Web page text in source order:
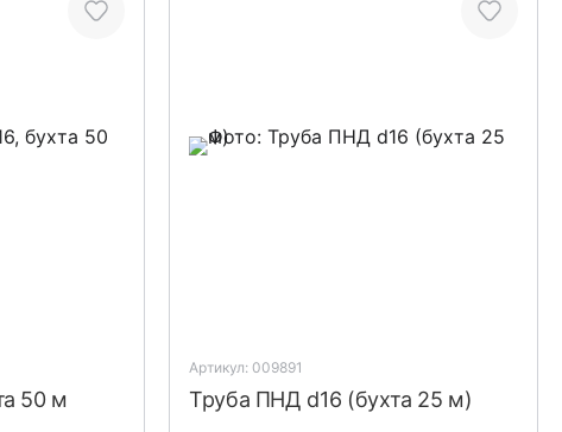
50 м
Артикул: 009891
Труба ПНД d16 (бухта 25 м)